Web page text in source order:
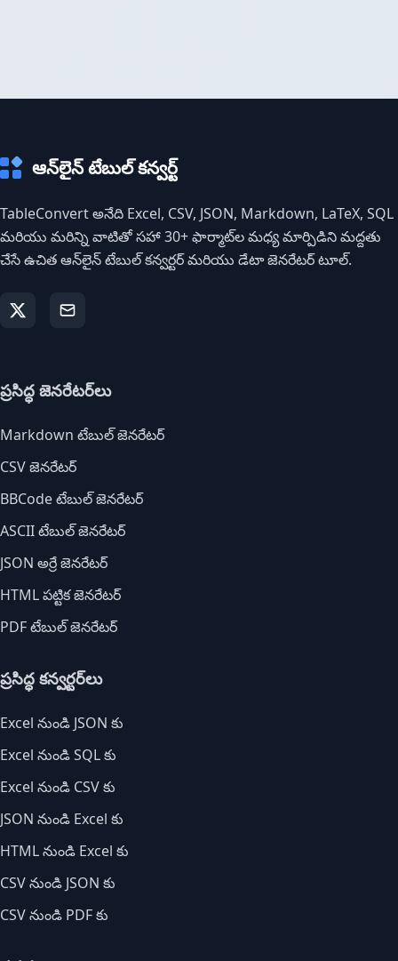
ఆన్‌లైన్ టేబుల్ కన్వర్ట్
TableConvert అనేది Excel, CSV, JSON, Markdown, LaTeX, SQL
మరియు మరిన్ని వాటితో సహా 30+ ఫార్మాట్‌ల మధ్య మార్పిడిని మద్దతు
చేసే ఉచిత ఆన్‌లైన్ టేబుల్ కన్వర్టర్ మరియు డేటా జెనరేటర్ టూల్.
ప్రసిద్ధ జెనరేటర్‌లు
Markdown టేబుల్ జెనరేటర్
CSV జెనరేటర్
BBCode టేబుల్ జెనరేటర్
ASCII టేబుల్ జెనరేటర్
JSON అర్రే జెనరేటర్
HTML పట్టిక జెనరేటర్
PDF టేబుల్ జెనరేటర్
ప్రసిద్ధ కన్వర్టర్‌లు
Excel నుండి JSON కు
Excel నుండి SQL కు
Excel నుండి CSV కు
JSON నుండి Excel కు
HTML నుండి Excel కు
CSV నుండి JSON కు
CSV నుండి PDF కు